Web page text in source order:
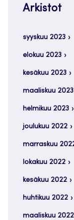
Arkistot
syyskuu 2023
elokuu 2023
kesäkuu 2023
maaliskuu 2023
helmikuu 2023
joulukuu 2022
marraskuu
lokakuu 2022
kesäkuu 2022
huhtikuu 2022
maaliskuu 2022